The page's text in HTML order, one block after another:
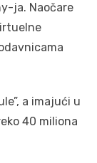
ja. Naočare
a imajući u
40 miliona